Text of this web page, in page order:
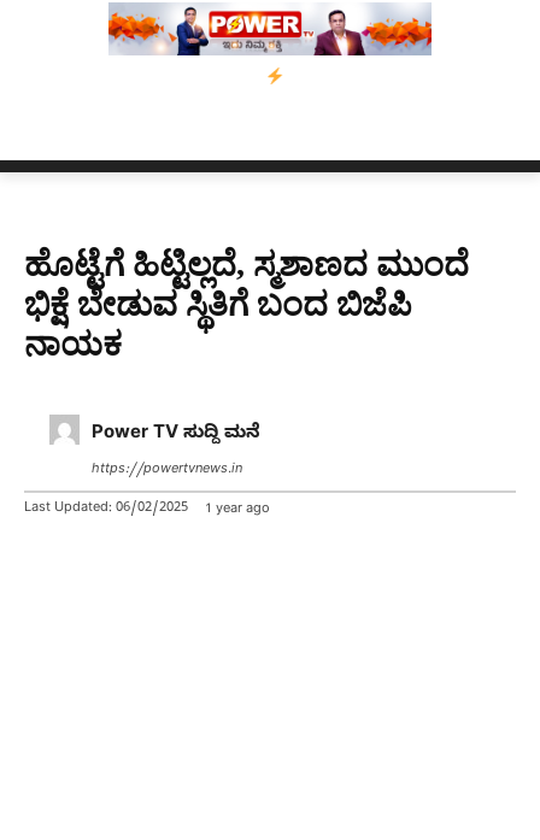
ನ್ಯೂಸ್ ಕಾರ್ಪ್‌ಗೆ ಎಐಯಿಂದ ಸಂಕಷ್ಟ:
ಹೊಟ್ಟೆಗೆ ಹಿಟ್ಟಿಲ್ಲದೆ, ಸ್ಮಶಾಣದ ಮುಂದೆ
ಭಿಕ್ಷೆ ಬೇಡುವ ಸ್ಥಿತಿಗೆ ಬಂದ ಬಿಜೆಪಿ
ನಾಯಕ
Power TV ಸುದ್ದಿ ಮನೆ
https://powertvnews.in
Last Updated: 06/02/2025 1 year ago